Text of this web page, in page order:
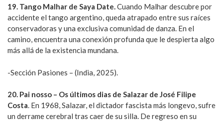
19. Tango Malhar de Saya Date.Cuando Malhar descubre por
accidente el tango argentino, queda atrapado entre sus raíces
conservadoras y una exclusiva comunidad de danza. En el
camino, encuentra una conexión profunda que le despierta algo
más allá de la existencia mundana.
-Sección Pasiones – (India, 2025).
20. Pai nosso – Os últimos dias de Salazar de José Filipe
Costa. En 1968, Salazar, el dictador fascista más longevo, sufre
un derrame cerebral tras caer de su silla. De regreso en su